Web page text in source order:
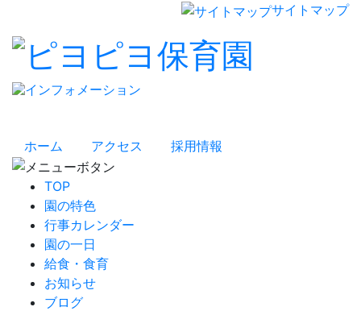
サイトマップ
ホーム アクセス 採用情報
TOP
園の特色
行事カレンダー
園の一日
給食・食育
お知らせ
ブログ